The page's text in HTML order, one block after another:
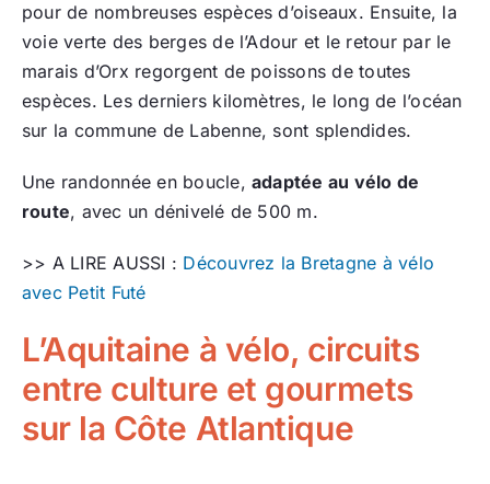
pour de nombreuses espèces d’oiseaux. Ensuite, la
voie verte des berges de l’Adour et le retour par le
marais d’Orx regorgent de poissons de toutes
espèces. Les derniers kilomètres, le long de l’océan
sur la commune de Labenne, sont splendides.
Une randonnée en boucle, adaptée au vélo de
route, avec un dénivelé de 500 m.
>> A LIRE AUSSI : Découvrez la Bretagne à vélo
avec Petit Futé
L’Aquitaine à vélo, circuits
entre culture et gourmets
sur la Côte Atlantique